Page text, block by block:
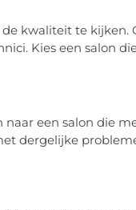
kwaliteit te kijken.
Kies een salon
naar een salon die
dergelijke